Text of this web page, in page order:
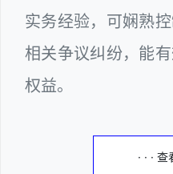
实务经验，可娴熟
相关争议纠纷，能
权益。
· · ·